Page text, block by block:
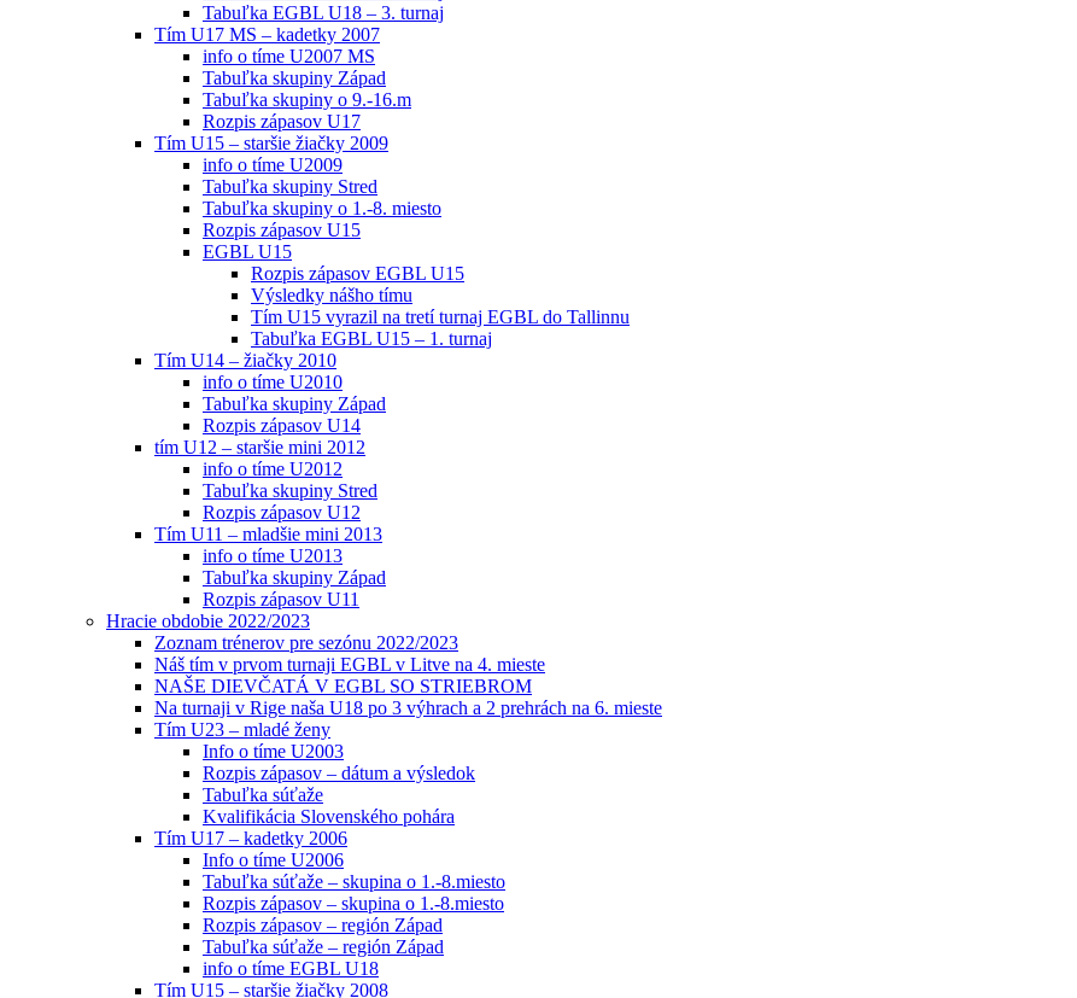
Tabuľka EGBL U18 – 3. turnaj
Tím U17 MS – kadetky 2007
info o tíme U2007 MS
Tabuľka skupiny Západ
Tabuľka skupiny o 9.-16.m
Rozpis zápasov U17
Tím U15 – staršie žiačky 2009
info o tíme U2009
Tabuľka skupiny Stred
Tabuľka skupiny o 1.-8. miesto
Rozpis zápasov U15
EGBL U15
Rozpis zápasov EGBL U15
Výsledky nášho tímu
Tím U15 vyrazil na tretí turnaj EGBL do Tallinnu
Tabuľka EGBL U15 – 1. turnaj
Tím U14 – žiačky 2010
info o tíme U2010
Tabuľka skupiny Západ
Rozpis zápasov U14
tím U12 – staršie mini 2012
info o tíme U2012
Tabuľka skupiny Stred
Rozpis zápasov U12
Tím U11 – mladšie mini 2013
info o tíme U2013
Tabuľka skupiny Západ
Rozpis zápasov U11
Hracie obdobie 2022/2023
Zoznam trénerov pre sezónu 2022/2023
Náš tím v prvom turnaji EGBL v Litve na 4. mieste
NAŠE DIEVČATÁ V EGBL SO STRIEBROM
Na turnaji v Rige naša U18 po 3 výhrach a 2 prehrách na 6. mieste
Tím U23 – mladé ženy
Info o tíme U2003
Rozpis zápasov – dátum a výsledok
Tabuľka súťaže
Kvalifikácia Slovenského pohára
Tím U17 – kadetky 2006
Info o tíme U2006
Tabuľka súťaže – skupina o 1.-8.miesto
Rozpis zápasov – skupina o 1.-8.miesto
Rozpis zápasov – región Západ
Tabuľka súťaže – región Západ
info o tíme EGBL U18
Tím U15 – staršie žiačky 2008